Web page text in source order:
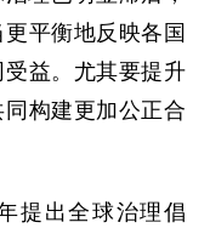
平衡地反映各国
益。尤其要提升
构建更加公正合
提出全球治理倡